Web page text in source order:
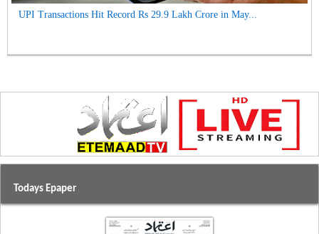
UPI Transactions Hit Record Rs 29.9 Lakh Crore in May...
Todays Epaper